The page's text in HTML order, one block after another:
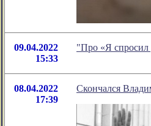
09.04.2022
15:33
"Про «Я спросил
08.04.2022
17:39
Скончался